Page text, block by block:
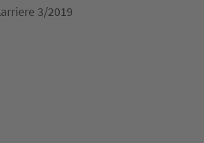
3/2019